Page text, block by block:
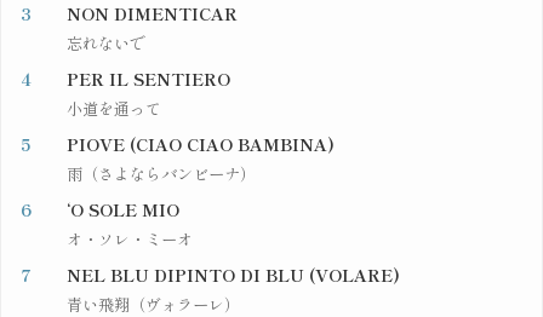
3 NON DIMENTICAR
忘れないで
4 PER IL SENTIERO
小道を通って
5 PIOVE (CIAO CIAO BAMBINA)
雨（さよならバンビーナ）
6 ‘O SOLE MIO
オ・ソレ・ミーオ
7 NEL BLU DIPINTO DI BLU (VOLARE)
青い飛翔（ヴォラーレ）